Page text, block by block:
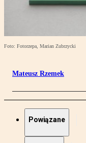
Foto: Fotorzepa, Marian Zubrzycki
Mateusz Rzemek
Powiązane